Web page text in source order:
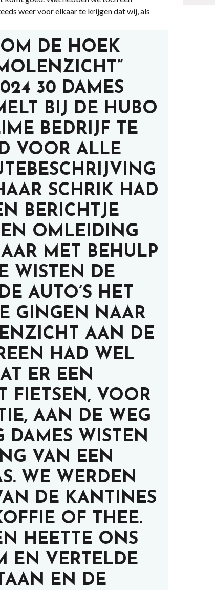
DE HOEK
30 DAMES
BIJ DE HUBO
BEDRIJF TE
VOOR ALLE
SCHRIK HAD
BERICHTJE
OMLEIDING
MET BEHULP
WISTEN DE
AUTO’S HET
GINGEN NAAR
AAN DE
HAD WEL
ER EEN
FIETSEN, VOOR
AAN DE WEG
DAMES WISTEN
VAN EEN
WE WERDEN
DE KANTINES
OF THEE.
HEETTE ONS
EN VERTELDE
EN DE